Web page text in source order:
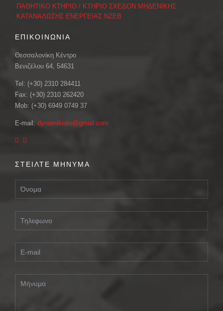
ΠΑΘΗΤΙΚΟ ΚΤΗΡΙΟ / ΚΤΗΡΙΟ ΣΧΕΔΟΝ ΜΗΔΕΝΙΚΗΣ
ΚΑΤΑΝΑΛΩΣΗΣ ΕΝΕΡΓΕΙΑΣ ΝΖΕΒ
ΕΠΙΚΟΙΝΩΝΙΑ
Θεσσαλονίκη Κέντρο
Βενιζέλου 64, 54631
Tel: (+30) 2310 284411
Fax: (+30) 2310 262420
Mob: (+30) 6949 0749 37
E-mail: dynamikiate@gmail.com
ΣΤΕΙΛΤΕ ΜΗΝΥΜΑ